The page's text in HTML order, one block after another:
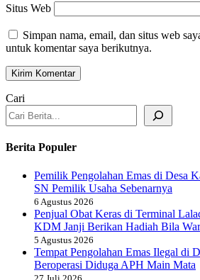
Situs Web
Simpan nama, email, dan situs web
untuk komentar saya berikutnya.
Cari
Berita Populer
Pemilik Pengolahan Emas di Desa
SN Pemilik Usaha Sebenarnya
6 Agustus 2026
Penjual Obat Keras di Terminal
KDM Janji Berikan Hadiah Bila
5 Agustus 2026
Tempat Pengolahan Emas Ilegal di
Beroperasi Diduga APH Main Mata